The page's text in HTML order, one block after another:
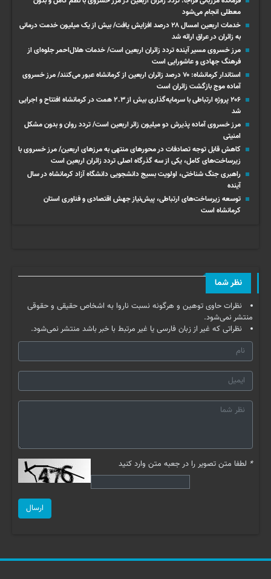
معطلی انجام می‌شود
خدمات اربعین امسال ۲۸ درصد افزایش یافت/ بیش از یک میلیون خدمت درمانی
به زائران در عراق ارائه شد
مرز خسروی مسیر آینده تردد زائران اربعین است/ خدمات هلال‌احمر جلوه‌ای از
فرهنگ جهادی و عاشورایی است
استاندار کرمانشاه: ۷۰ درصد زائران اربعین از کرمانشاه عبور می‌کنند/ مرز خسروی
آماده موج بازگشت زائران است
۲۰۶ پروژه ارتباطی با سرمایه‌گذاری بیش از ۲.۳ همت در کرمانشاه افتتاح و اجرایی
شد
مرز خسروی آماده پذیرش دو میلیون زائر اربعین است/ تردد روان و بدون مشکل
امنیتی
کاهش قابل توجه تصادفات در محورهای منتهی به مرزهای اربعین/ مرز خسروی با
زیرساخت‌های کامل، یکی از سه گذرگاه اصلی تردد زائران اربعین است
راهبری جنگ شناختی، اولویت بسیج دانشجویی دانشگاه آزاد کرمانشاه در سال
آینده
توسعه زیرساخت‌های ارتباطی، پیش‌نیاز جهش اقتصادی و فناوری استان
کرمانشاه است
نظر شما
نظرات حاوی توهین و هرگونه نسبت ناروا به اشخاص حقیقی و حقوقی
منتشر نمی‌شود.
نظراتی که غیر از زبان فارسی یا غیر مرتبط با خبر باشد منتشر نمی‌شود.
* لطفا متن تصویر را در جعبه متن وارد کنید
ارسال